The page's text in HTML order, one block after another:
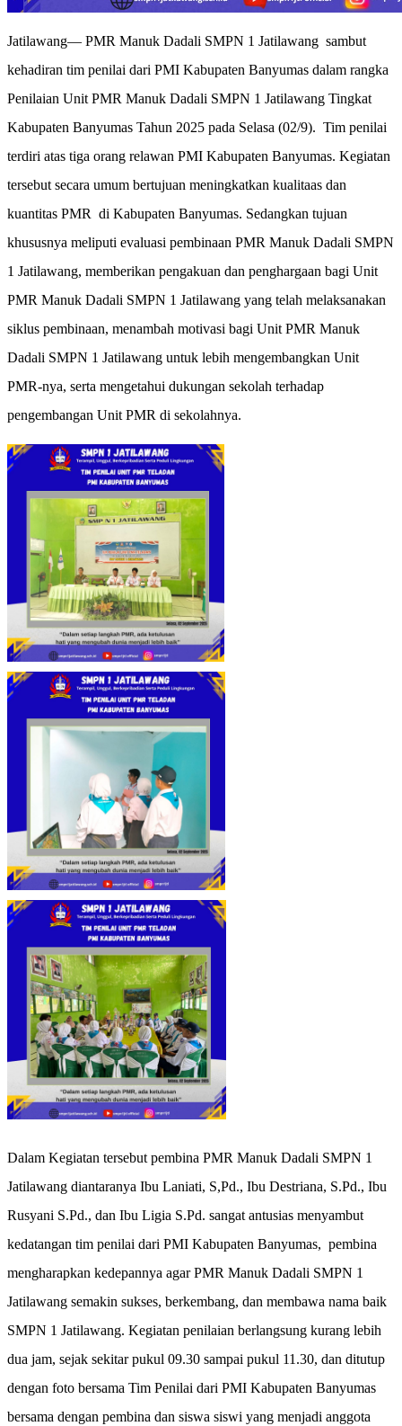
Jatilawang— PMR Manuk Dadali SMPN 1 Jatilawang sambut
kehadiran tim penilai dari PMI Kabupaten Banyumas dalam rangka
Penilaian Unit PMR Manuk Dadali SMPN 1 Jatilawang Tingkat
Kabupaten Banyumas Tahun 2025 pada Selasa (02/9). Tim penilai
terdiri atas tiga orang relawan PMI Kabupaten Banyumas. Kegiatan
tersebut secara umum bertujuan meningkatkan kualitaas dan
kuantitas PMR di Kabupaten Banyumas. Sedangkan tujuan
khususnya meliputi evaluasi pembinaan PMR Manuk Dadali SMPN
1 Jatilawang, memberikan pengakuan dan penghargaan bagi Unit
PMR Manuk Dadali SMPN 1 Jatilawang yang telah melaksanakan
siklus pembinaan, menambah motivasi bagi Unit PMR Manuk
Dadali SMPN 1 Jatilawang untuk lebih mengembangkan Unit
PMR-nya, serta mengetahui dukungan sekolah terhadap
pengembangan Unit PMR di sekolahnya.
Dalam Kegiatan tersebut pembina PMR Manuk Dadali SMPN 1
Jatilawang diantaranya Ibu Laniati, S,Pd., Ibu Destriana, S.Pd., Ibu
Rusyani S.Pd., dan Ibu Ligia S.Pd. sangat antusias menyambut
kedatangan tim penilai dari PMI Kabupaten Banyumas, pembina
mengharapkan kedepannya agar PMR Manuk Dadali SMPN 1
Jatilawang semakin sukses, berkembang, dan membawa nama baik
SMPN 1 Jatilawang. Kegiatan penilaian berlangsung kurang lebih
dua jam, sejak sekitar pukul 09.30 sampai pukul 11.30, dan ditutup
dengan foto bersama Tim Penilai dari PMI Kabupaten Banyumas
bersama dengan pembina dan siswa siswi yang menjadi anggota